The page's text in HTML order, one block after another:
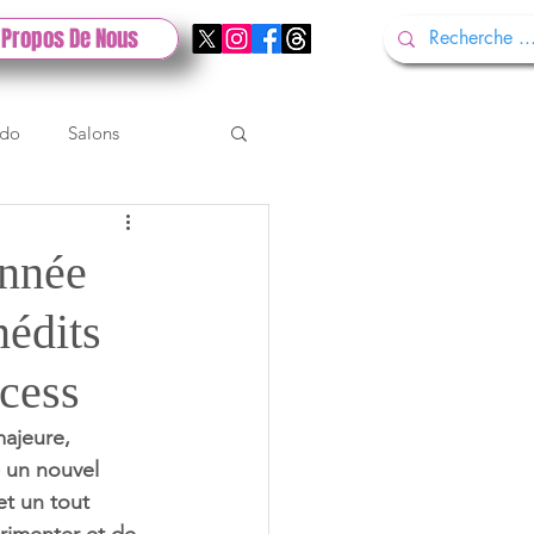
De Nous
Salons
Gamescom
Test PlayStation
nouvel
un tout